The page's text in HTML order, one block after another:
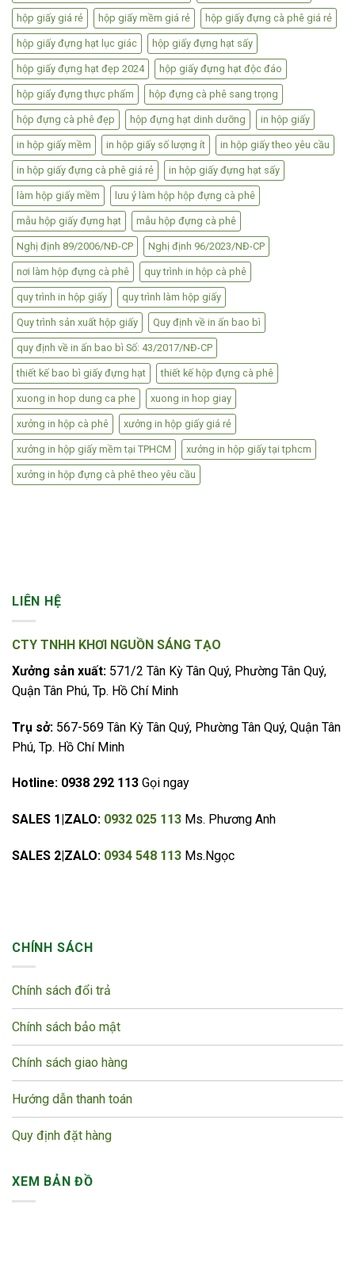
hộp giấy giá rẻ hộp giấy mềm giá rẻ hộp giấy đựng cà phê giá rẻ
hộp giấy đựng hạt lục giác hộp giấy đựng hạt sấy
hộp giấy đựng hạt đẹp 2024 hộp giấy đựng hạt độc đáo
hộp giấy đựng thực phẩm hộp đựng cà phê sang trọng
hộp đựng cà phê đẹp hộp đựng hạt dinh dưỡng in hộp giấy
in hộp giấy mềm in hộp giấy số lượng ít in hộp giấy theo yêu cầu
in hộp giấy đựng cà phê giá rẻ in hộp giấy đựng hạt sấy
làm hộp giấy mềm lưu ý làm hộp hộp đựng cà phê
mẫu hộp giấy đựng hạt mẫu hộp đựng cà phê
Nghị định 89/2006/NĐ-CP Nghị định 96/2023/NĐ-CP
nơi làm hộp đựng cà phê quy trình in hộp cà phê
quy trình in hộp giấy quy trình làm hộp giấy
Quy trình sản xuất hộp giấy Quy định về in ấn bao bì
quy định về in ấn bao bì Số: 43/2017/NĐ-CP
thiết kế bao bì giấy đựng hạt thiết kế hộp đựng cà phê
xuong in hop dung ca phe xuong in hop giay
xưởng in hộp cà phê xưởng in hộp giấy giá rẻ
xưởng in hộp giấy mềm tại TPHCM xưởng in hộp giấy tại tphcm
xưởng in hộp đựng cà phê theo yêu cầu
LIÊN HỆ
CTY TNHH KHƠI NGUỒN SÁNG TẠO
Xưởng sản xuất: 571/2 Tân Kỳ Tân Quý, Phường Tân Quý,
Quận Tân Phú, Tp. Hồ Chí Minh
Trụ sở: 567-569 Tân Kỳ Tân Quý, Phường Tân Quý, Quận Tân
Phú, Tp. Hồ Chí Minh
Hotline: 0938 292 113 Gọi ngay
SALES 1|ZALO: 0932 025 113 Ms. Phương Anh
SALES 2|ZALO: 0934 548 113 Ms.Ngọc
CHÍNH SÁCH
Chính sách đổi trả
Chính sách bảo mật
Chính sách giao hàng
Hướng dẫn thanh toán
Quy định đặt hàng
XEM BẢN ĐỒ